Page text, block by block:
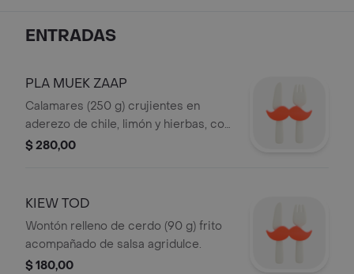
ENTRADAS
PLA MUEK ZAAP
Calamares (250 g) crujientes en
aderezo de chile, limón y hierbas, con
arroz tostado.
$ 280,00
KIEW TOD
Wontón relleno de cerdo (90 g) frito
acompañado de salsa agridulce.
$ 180,00